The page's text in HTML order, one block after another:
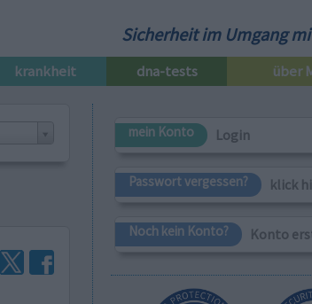
Sicherheit im Umgang
krankheit dna-tests über
mein Konto Login
Passwort vergessen? klick
Noch kein Konto? Konto